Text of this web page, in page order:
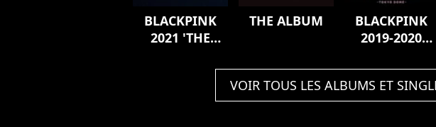
BLACKPINK
2021 'THE
THE ALBUM
BLACKPINK
2019-2020
IN YOUR
-TOKYO
(Live)
VOIR TOUS LES ALBUMS ET